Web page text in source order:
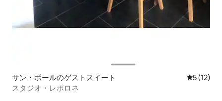
サン・ポールのゲストスイート レビュー
5 (12)
スタジオ・レポロネ